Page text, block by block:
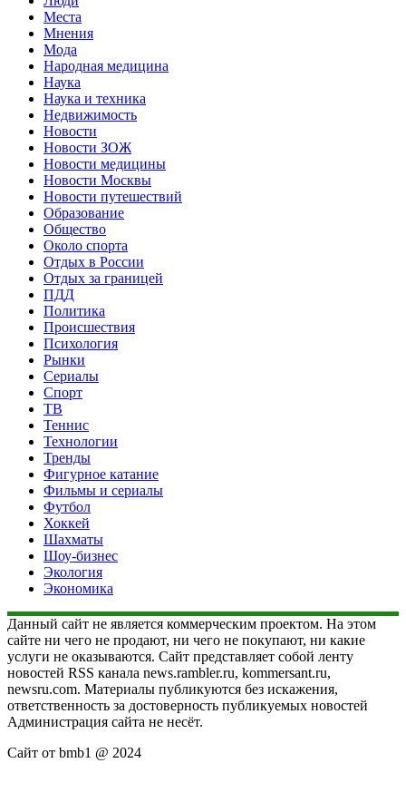
Места
Мнения
Мода
Народная медицина
Наука
Наука и техника
Недвижимость
Новости
Новости ЗОЖ
Новости медицины
Новости Москвы
Новости путешествий
Образование
Общество
Около спорта
Отдых в России
Отдых за границей
ПДД
Политика
Происшествия
Психология
Рынки
Сериалы
Спорт
ТВ
Теннис
Технологии
Тренды
Фигурное катание
Фильмы и сериалы
Футбол
Хоккей
Шахматы
Шоу-бизнес
Экология
Экономика
Данный сайт не является коммерческим проектом. На этом
сайте ни чего не продают, ни чего не покупают, ни какие
услуги не оказываются. Сайт представляет собой ленту
новостей RSS канала news.rambler.ru, kommersant.ru,
newsru.com. Материалы публикуются без искажения,
ответственность за достоверность публикуемых новостей
Администрация сайта не несёт.
Сайт от bmb1 @ 2024